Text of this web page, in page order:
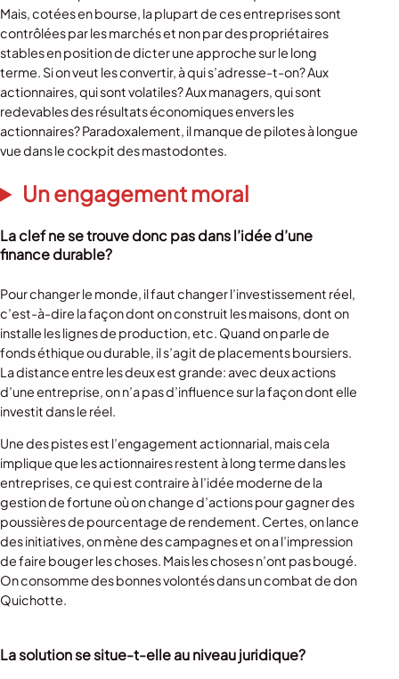
Mais, cotées en bourse, la plupart de ces entreprises sont
contrôlées par les marchés et non par des propriétaires
stables en position de dicter une approche sur le long
terme. Si on veut les convertir, à qui s’adresse-t-on? Aux
actionnaires, qui sont volatiles? Aux managers, qui sont
redevables des résultats économiques envers les
actionnaires? Paradoxalement, il manque de pilotes à longue
vue dans le cockpit des mastodontes.
Un engagement moral
La clef ne se trouve donc pas dans l’idée d’une
finance durable?
Pour changer le monde, il faut changer l’investissement réel,
c’est-à-dire la façon dont on construit les maisons, dont on
installe les lignes de production, etc. Quand on parle de
fonds éthique ou durable, il s’agit de placements boursiers.
La distance entre les deux est grande: avec deux actions
d’une entreprise, on n’a pas d’influence sur la façon dont elle
investit dans le réel.
Une des pistes est l’engagement actionnarial, mais cela
implique que les actionnaires restent à long terme dans les
entreprises, ce qui est contraire à l’idée moderne de la
gestion de fortune où on change d’actions pour gagner des
poussières de pourcentage de rendement. Certes, on lance
des initiatives, on mène des campagnes et on a l’impression
de faire bouger les choses. Mais les choses n’ont pas bougé.
On consomme des bonnes volontés dans un combat de don
Quichotte.
La solution se situe-t-elle au niveau juridique?